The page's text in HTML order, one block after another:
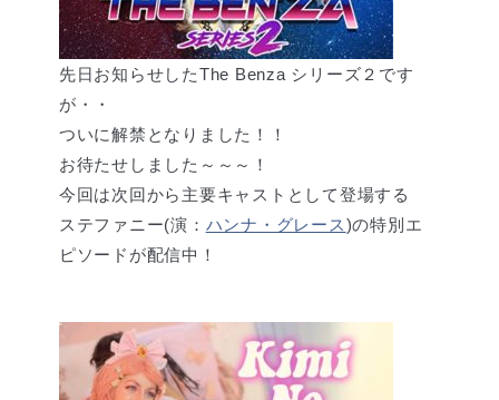
先日お知らせしたThe Benza シリーズ２です
が・・
ついに解禁となりました！！
お待たせしました～～～！
今回は次回から主要キャストとして登場する
ステファニー(演： ハンナ・グレース)の特別エ
ピソードが配信中！